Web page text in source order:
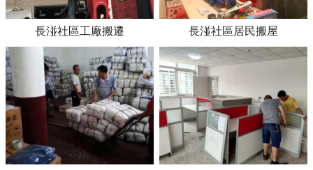
長湴社區工廠搬遷 長湴社區居民搬屋